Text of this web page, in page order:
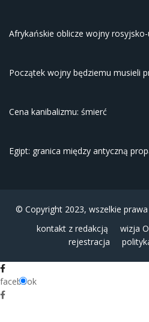
Afrykańskie oblicze wojny
Początek wojny będziemu musieli
Cena kanibalizmu: śmierć
Egipt: granica między antyczną
© Copyright 2023, wszelkie
kontakt z redakcją
wizja
rejestracja
facebook